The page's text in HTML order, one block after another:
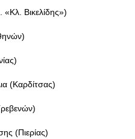
Βικελίδης»)
(Καρδίτσας)
(Πιερίας)